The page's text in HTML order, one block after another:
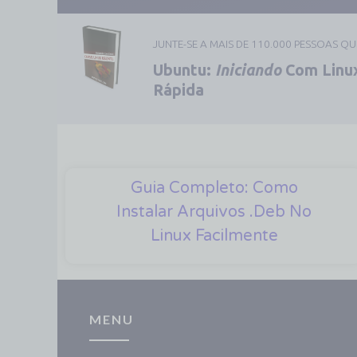
JUNTE-SE A MAIS DE 110.000 PESSOAS
Ubuntu: IniciandoCom
Rápida
Guia Completo: Como
Instalar Arquivos .deb No
Linux Facilmente
MENU